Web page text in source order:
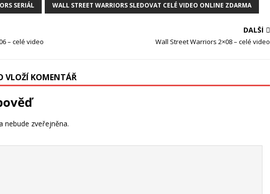
SERIÁL WALL STREET WARRIORS SLEDOVAT CELÉ VIDEO ONLINE ZDARMA
– celé video
DALŠÍ
Wall Street Warriors 2×08 – celé video
VLOŽÍ KOMENTÁŘ
nebude zveřejněna.